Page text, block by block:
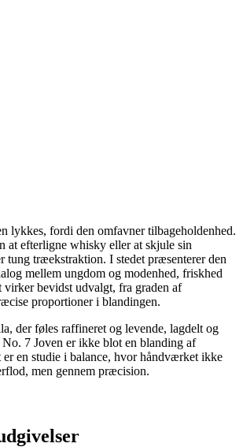
lykkes, fordi den omfavner tilbageholdenhed.
at efterligne whisky eller at skjule sin
tung træekstraktion. I stedet præsenterer den
mellem ungdom og modenhed, friskhed
virker bevidst udvalgt, fra graden af
proportioner i blandingen.
der føles raffineret og levende, lagdelt og
No. 7 Joven er ikke blot en blanding af
en studie i balance, hvor håndværket ikke
men gennem præcision.